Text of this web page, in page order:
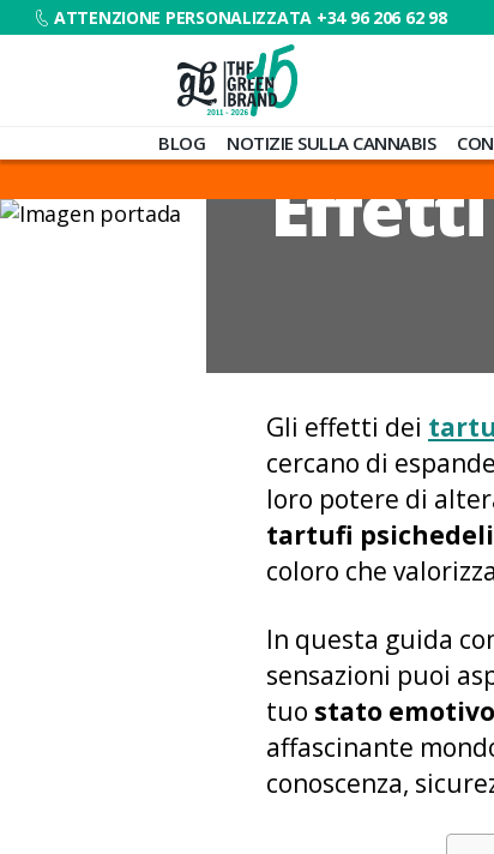
ATTENZIONE PERSONALIZZATA +34 96 206 62 98
de
Barato
BLOG NOTIZIE SULLA CANNABIS
Effetti
Gli effetti dei
cercano di
loro potere di
tartufi
coloro che
In questa guida
sensazioni puoi
tuo stato emotivo
affascinante
conoscenza,